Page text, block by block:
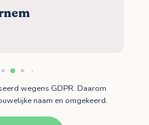
wegens GDPR. Daarom
naam en omgekeerd.